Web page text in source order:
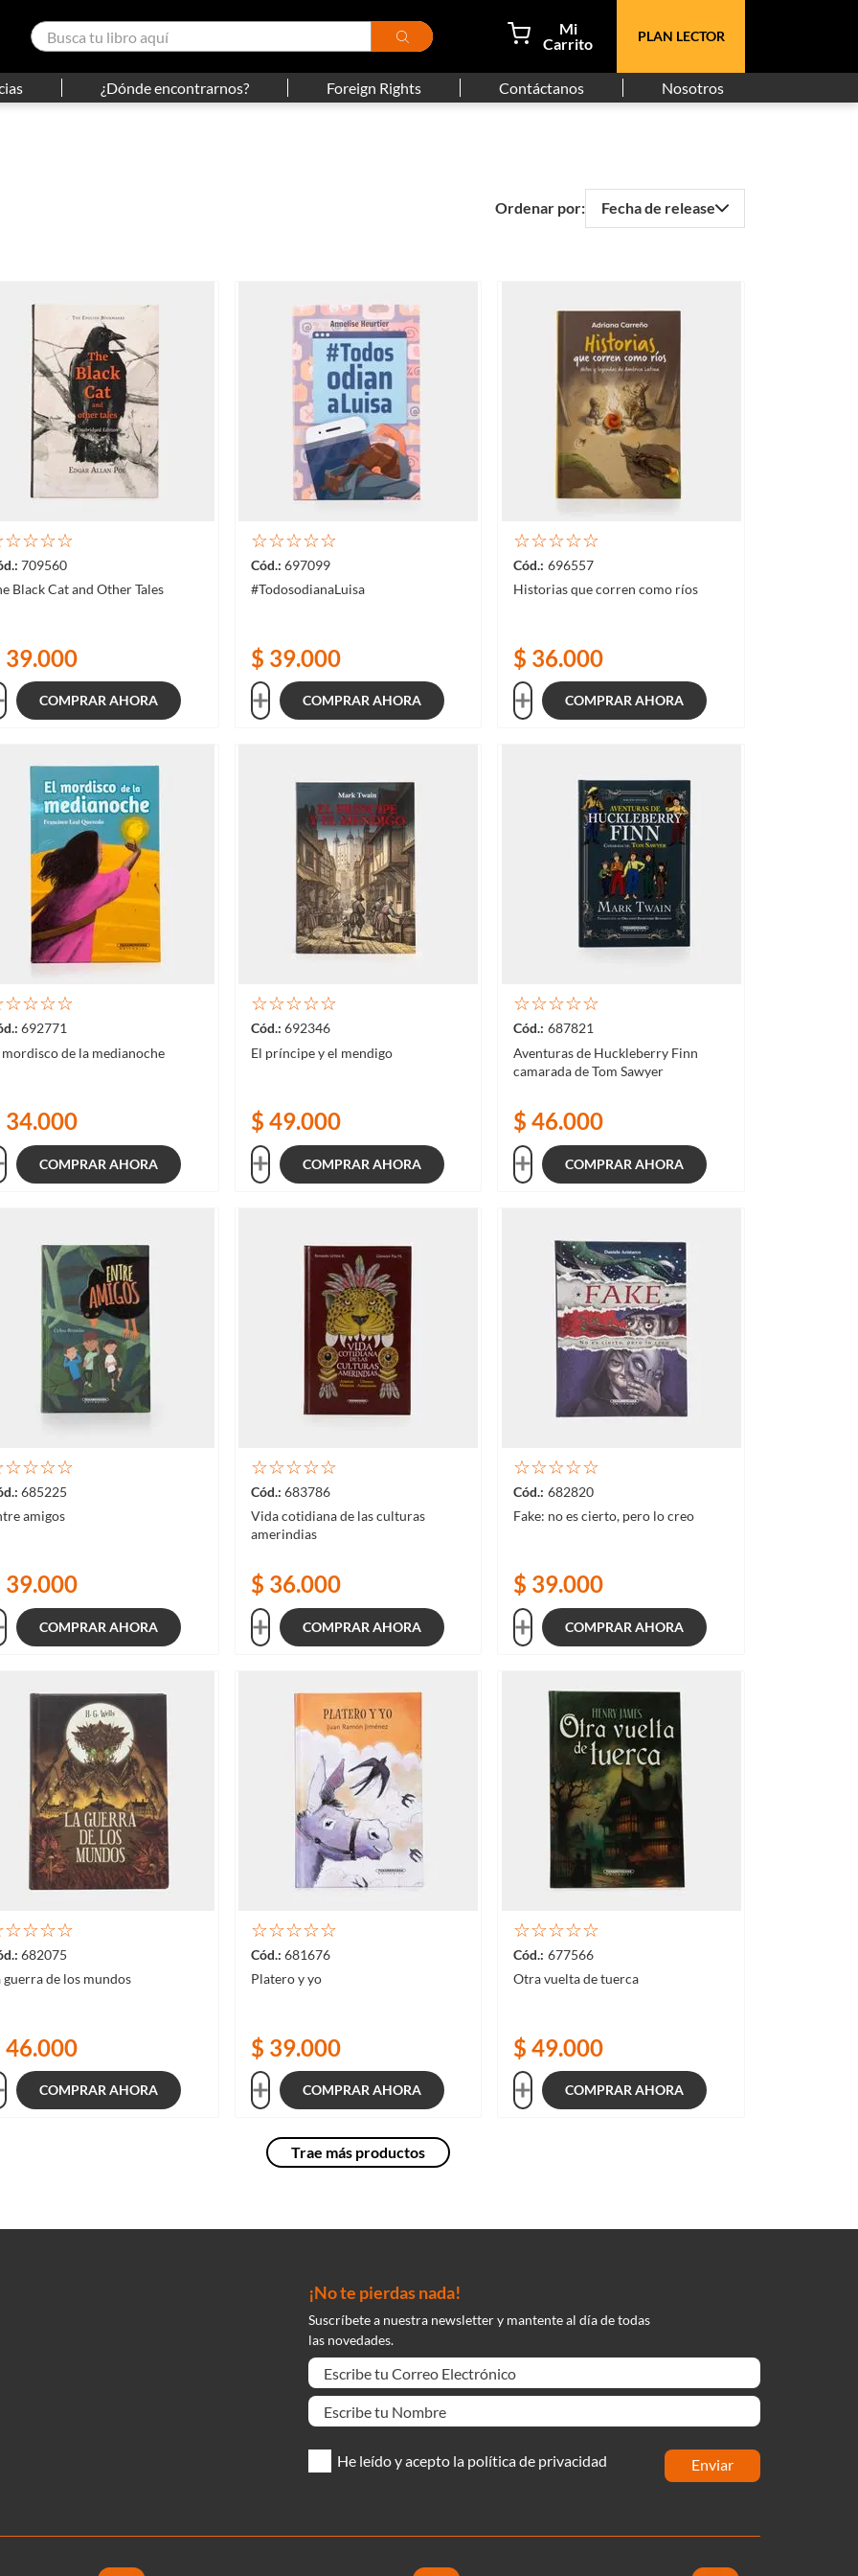
PLAN LECTOR
¿Dónde encontrarnos? Foreign Rights Contáctanos Nosotros
Fecha de release
☆☆☆☆
709560
Black Cat and Other Tales
39.000
COMPRAR AHORA
☆☆☆☆☆
697099
#TodosodianaLuisa
$ 39.000
COMPRAR AHORA
☆☆☆☆☆
696557
Historias que corren como ríos
$ 36.000
COMPRAR AHORA
☆☆☆☆
692771
mordisco de la medianoche
34.000
COMPRAR AHORA
☆☆☆☆☆
692346
El príncipe y el mendigo
$ 49.000
COMPRAR AHORA
☆☆☆☆☆
687821
Aventuras de Huckleberry Finn
camarada de Tom Sawyer
$ 46.000
COMPRAR AHORA
☆☆☆☆
685225
amigos
39.000
COMPRAR AHORA
☆☆☆☆☆
683786
Vida cotidiana de las culturas
amerindias
$ 36.000
COMPRAR AHORA
☆☆☆☆☆
682820
Fake: no es cierto, pero lo creo
$ 39.000
COMPRAR AHORA
☆☆☆☆
682075
guerra de los mundos
46.000
COMPRAR AHORA
☆☆☆☆☆
681676
Platero y yo
$ 39.000
COMPRAR AHORA
☆☆☆☆☆
677566
Otra vuelta de tuerca
$ 49.000
COMPRAR AHORA
¡No te pierdas nada!
Suscríbete a nuestra newsletter y mantente al día de todas
las novedades.
He leído y acepto la política de privacidad enviar